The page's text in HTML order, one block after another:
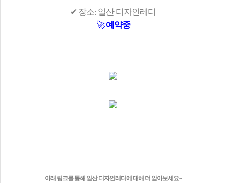
✔ 장소: 일산 디자인레디
🚀예약중
아래 링크를 통해 일산 디자인레디에 대해 더 알아보세요~